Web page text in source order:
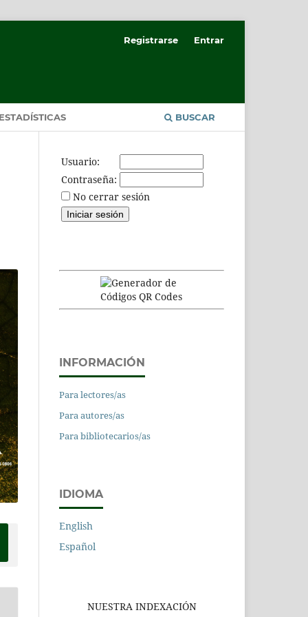
BUSCAR
Registrarse Entrar
Usuario:
Contraseña:
No cerrar sesión
INFORMACIÓN
Para lectores/as
Para autores/as
Para bibliotecarios/as
IDIOMA
English
Español
NUESTRA INDEXACIÓN